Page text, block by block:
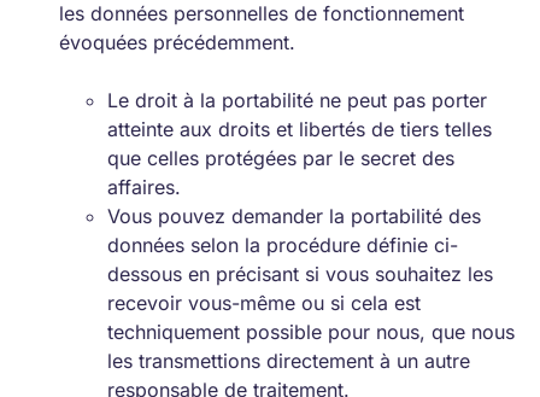
les données personnelles de fonctionnement
évoquées précédemment.
Le droit à la portabilité ne peut pas porter
atteinte aux droits et libertés de tiers telles
que celles protégées par le secret des
affaires.
Vous pouvez demander la portabilité des
données selon la procédure définie ci-
dessous en précisant si vous souhaitez les
recevoir vous-même ou si cela est
techniquement possible pour nous, que nous
les transmettions directement à un autre
responsable de traitement.